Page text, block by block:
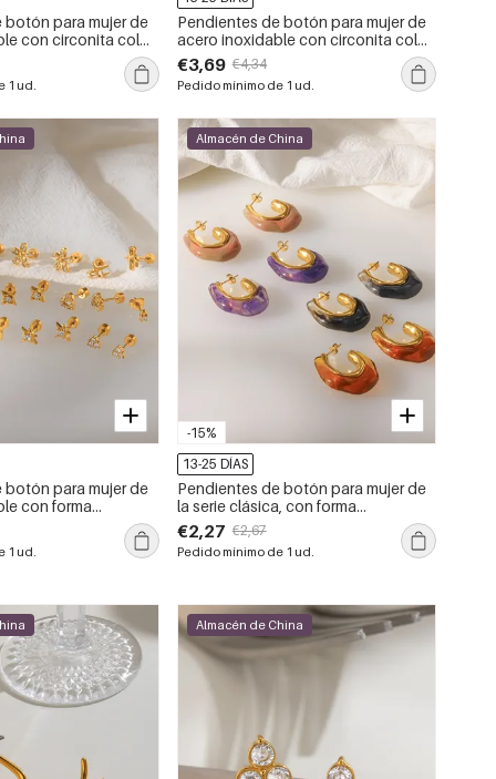
botón para mujer de
con circonita color
al agua y con forma
1 ud.
Pendientes de botón para mujer de
acero inoxidable con circonita color
oro, forma geométrica simple e
impermeables.
€3,69 €4,34
Pedido mínimo de 1 ud.
botón para mujer de
con forma
al agua y de
la serie Simple.
1 ud.
-15%
Almacén de China
13-25 DÍAS
Pendientes de botón para mujer de
la serie clásica, con forma
geométrica retro, de acero
inoxidable y color dorado,
resistentes al agua.
€2,27 €2,67
Pedido mínimo de 1 ud.
Almacén de China